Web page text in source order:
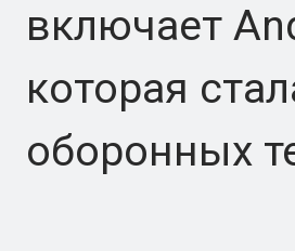
включает
которая
оборонных